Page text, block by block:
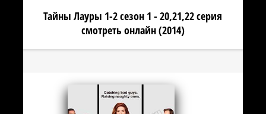
Тайны Лауры 1-2 сезон 1 - 20,21,22 серия
смотреть онлайн (2014)